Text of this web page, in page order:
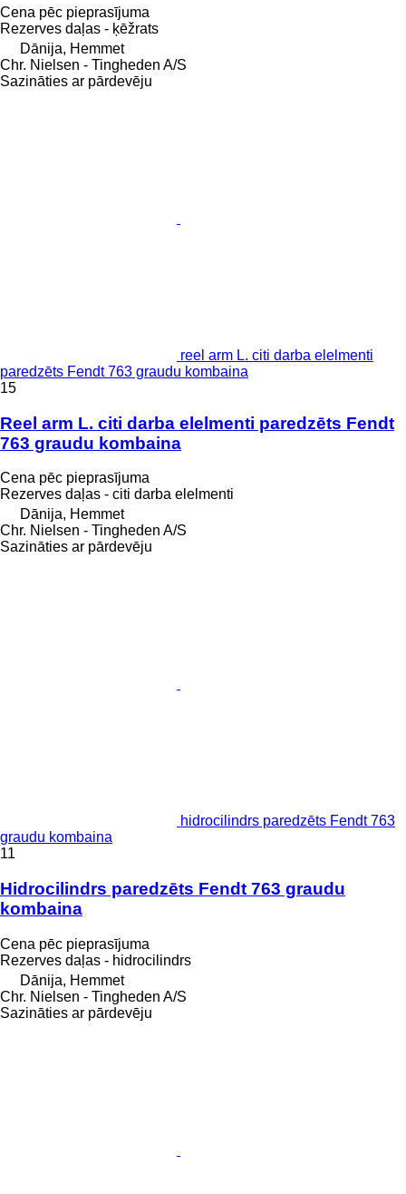
Cena pēc pieprasījuma
Rezerves daļas - ķēžrats
Dānija, Hemmet
Chr. Nielsen - Tingheden A/S
Sazināties ar pārdevēju
reel arm L. citi darba elelmenti
paredzēts Fendt 763 graudu kombaina
15
Reel arm L. citi darba elelmenti paredzēts Fendt
763 graudu kombaina
Cena pēc pieprasījuma
Rezerves daļas - citi darba elelmenti
Dānija, Hemmet
Chr. Nielsen - Tingheden A/S
Sazināties ar pārdevēju
hidrocilindrs paredzēts Fendt 763
graudu kombaina
11
Hidrocilindrs paredzēts Fendt 763 graudu
kombaina
Cena pēc pieprasījuma
Rezerves daļas - hidrocilindrs
Dānija, Hemmet
Chr. Nielsen - Tingheden A/S
Sazināties ar pārdevēju